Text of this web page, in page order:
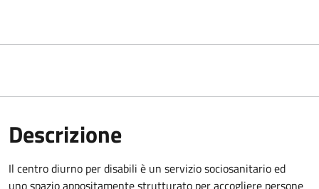
Descrizione
Il centro diurno per disabili è un servizio sociosanitario ed
uno spazio appositamente strutturato per accogliere persone